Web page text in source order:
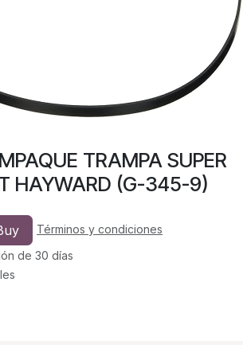
TRAMPA SUPER
HAYWARD (G-345-9)
Términos y condiciones
de 30 días